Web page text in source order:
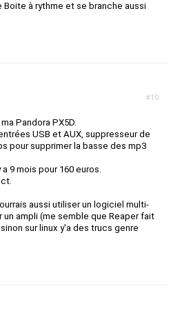
Boite à rythme et se branche aussi
#10
Pandora PX5D.
USB et AUX, suppresseur de
pour supprimer la basse des mp3
9 mois pour 160 euros.
aussi utiliser un logiciel multi-
ampli (me semble que Reaper fait
sur linux y'a des trucs genre